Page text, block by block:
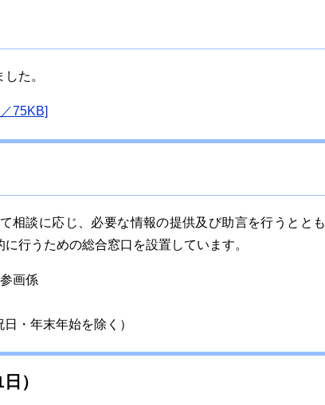
た。
75KB]
談に応じ、必要な情報の提供及び助言を行うととも
行うための総合窓口を設置しています。
画係
・年末年始を除く）
）